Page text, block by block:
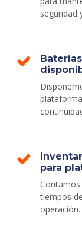
seguridad
para
tiempos
operación.